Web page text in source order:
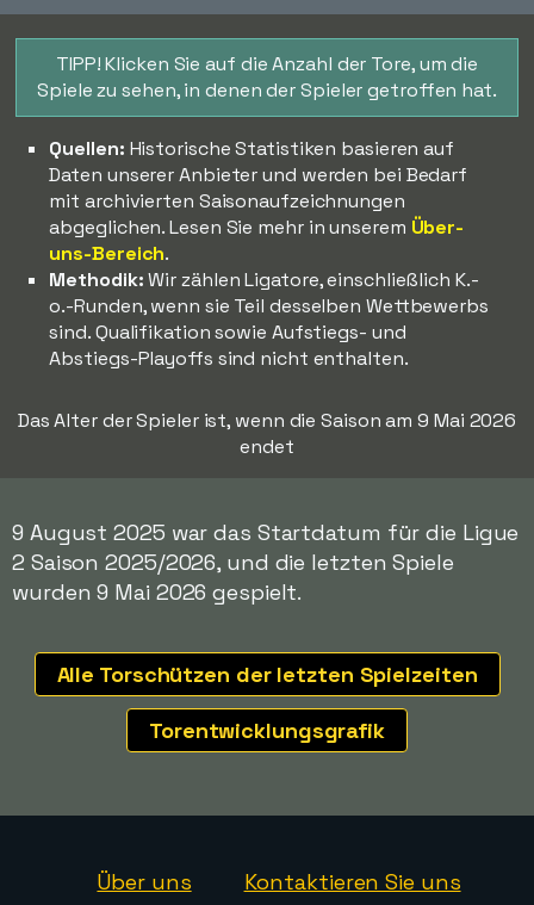
TIPP! Klicken Sie auf die Anzahl der Tore, um die
Spiele zu sehen, in denen der Spieler getroffen hat.
Quellen: Historische Statistiken basieren auf
Daten unserer Anbieter und werden bei Bedarf
mit archivierten Saisonaufzeichnungen
abgeglichen. Lesen Sie mehr in unserem Über-
uns-Bereich.
Methodik:Wir zählen Ligatore, einschließlich K.-
o.-Runden, wenn sie Teil desselben Wettbewerbs
sind. Qualifikation sowie Aufstiegs- und
Abstiegs-Playoffs sind nicht enthalten.
Das Alter der Spieler ist, wenn die Saison am 9 Mai 2026
endet
9 August 2025 war das Startdatum für die Ligue
2 Saison 2025/2026, und die letzten Spiele
wurden 9 Mai 2026 gespielt.
Alle Torschützen der letzten Spielzeiten
Torentwicklungsgrafik
Über uns Kontaktieren Sie uns